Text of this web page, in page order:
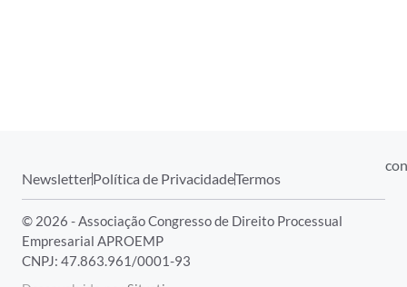
NewsletterPolítica de PrivacidadeTermos
© 2026 - Associação Congresso de Direito Processual
Empresarial APROEMP
CNPJ: 47.863.961/0001-93